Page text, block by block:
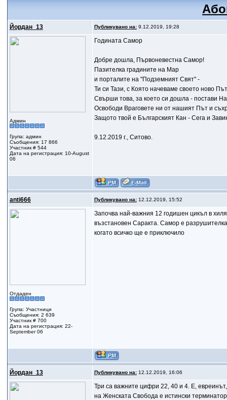
Йордан_13 Публикувано на:9.12.2019, 19:28
Админ
Група: админ
Съобщения: 17 866
Участник # 544
Дата на регистрация: 10-August
06
Годината Самор
Добре дошла, Първоневестна Самор!
Пазителка градините на Мар
и порталите на "Подземният Свят" -
Ти си Тази, с Която начеваме своето ново
Свърши това, за което си дошла - постави
Освободи Враговете ни от нашият Път и
Защото твой е Българският Кан - Сега и
9.12.2019 г., Ситово.
anti666 Публикувано на:12.12.2019, 15:52
Отдаден
Група: Участници
Съобщения: 2 639
Участник # 700
Дата на регистрация: 22-
September 06
Започва най-важния 12 годишен цикъл в
възстановен Саракта. Самор е
когато всичко ще е приключило
Йордан_13 Публикувано на:12.12.2019, 16:06
Три са важните цифри 22, 40 и 4. Е,
на Женската Свобода е истински